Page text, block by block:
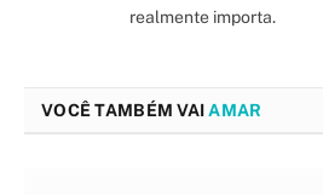
realmente importa.
VOCÊ TAMBÉM VAI AMAR